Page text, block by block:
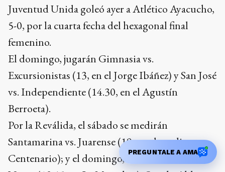
Juventud Unida goleó ayer a Atlético Ayacucho,
5-0, por la cuarta fecha del hexagonal final
femenino.
El domingo, jugarán Gimnasia vs.
Excursionistas (13, en el Jorge Ibáñez) y San José
vs. Independiente (14.30, en el Agustín
Berroeta).
Por la Reválida, el sábado se medirán
Santamarina vs. Juarense (19, en el predio
Centenario); y el domingo, El Potrero vs. Loma
PREGUNTALE A AMA